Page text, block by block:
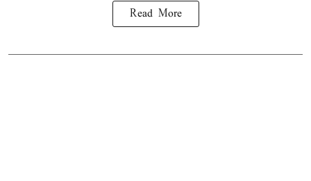
Read More